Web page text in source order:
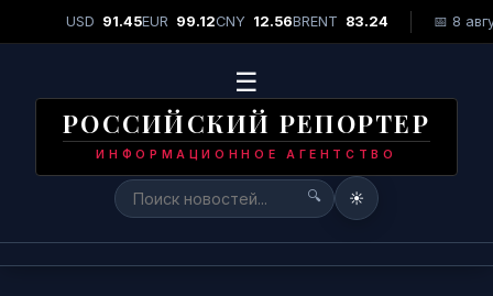
СРОЧНО
победила в конкурсе красоты "Miss Piel Dorada 2026" Лидер
USD 91.45EUR 99.12CNY 12.56BRENT 83.24 📅 8
☰
РОССИЙСКИЙ РЕПОРТЕР
ИНФОРМАЦИОННОЕ АГЕНТСТВО
🔍 ☀️